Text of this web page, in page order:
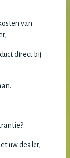
van
direct bij
uw dealer,